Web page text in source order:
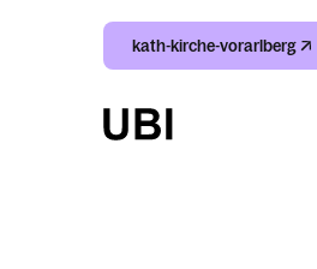
kath-kirche-vorarlberg